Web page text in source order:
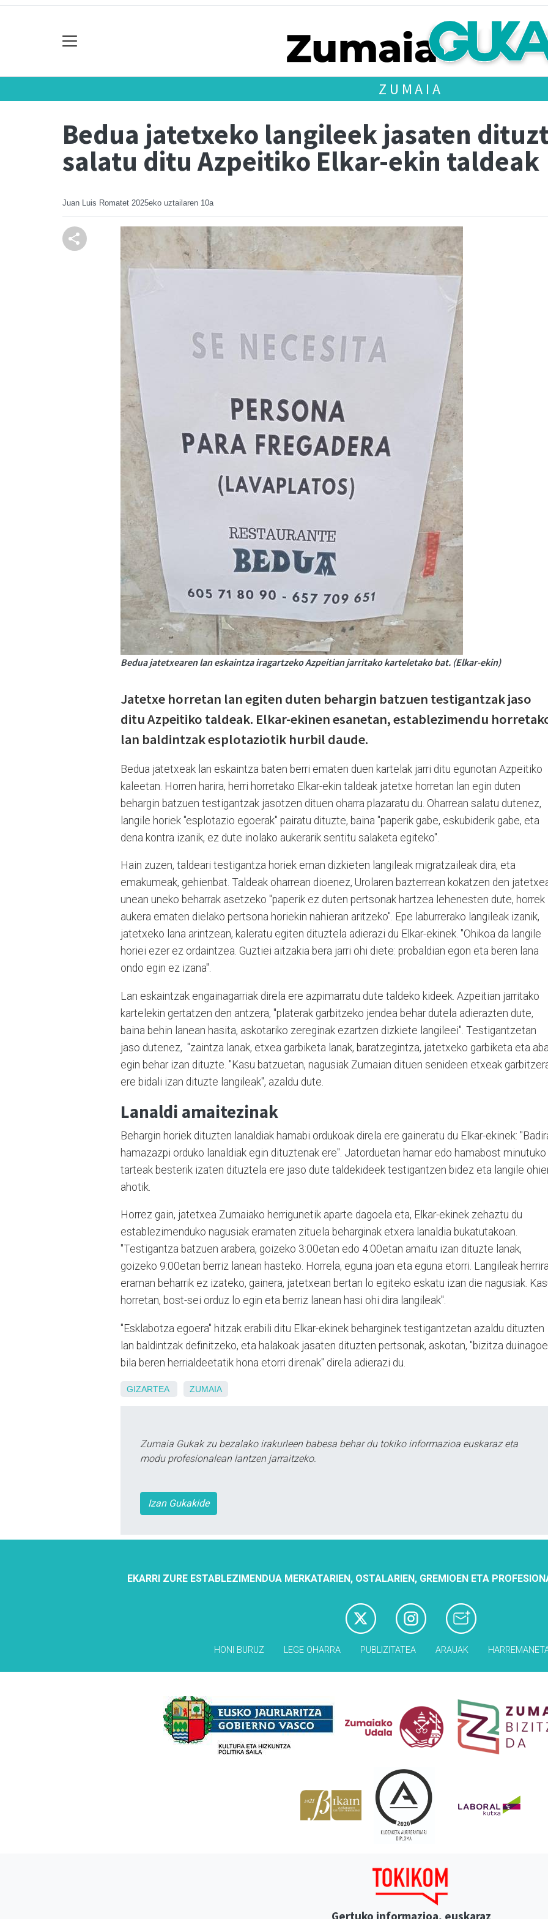
ZUMAIA
Bedua jatetxeko langileek jasaten
salatu ditu Azpeitiko Elkar-ekin taldeak
Juan Luis Romatet 2025eko uztailaren 10a
Bedua jatetxearen lan eskaintza iragartzeko Azpeitian jarritako karteletako bat. (Elkar-ekin)
Jatetxe horretan lan egiten duten behargin batzuen testigantzak jaso
ditu Azpeitiko taldeak. Elkar-ekinen esanetan, establezimendu
lan baldintzak esplotaziotik hurbil daude.
Bedua jatetxeak lan eskaintza baten berri ematen duen kartelak jarri ditu egunotan Azpeitiko
kaleetan. Horren harira, herri horretako Elkar-ekin taldeak jatetxe horretan lan egin duten
behargin batzuen testigantzak jasotzen dituen oharra plazaratu du. Oharrean salatu dutenez,
langile horiek "esplotazio egoerak" pairatu dituzte, baina "paperik gabe, eskubiderik gabe, eta
dena kontra izanik, ez dute inolako aukerarik sentitu salaketa egiteko".
Hain zuzen, taldeari testigantza horiek eman dizkieten langileak migratzaileak dira, eta
emakumeak, gehienbat. Taldeak oharrean dioenez, Urolaren bazterrean kokatzen den
unean uneko beharrak asetzeko "paperik ez duten pertsonak hartzea lehenesten dute, horrek
aukera ematen dielako pertsona horiekin nahieran aritzeko". Epe laburrerako langileak izanik,
jatetxeko lana arintzean, kaleratu egiten dituztela adierazi du Elkar-ekinek. "Ohikoa da langile
horiei ezer ez ordaintzea. Guztiei aitzakia bera jarri ohi diete: probaldian egon eta beren lana
ondo egin ez izana".
Lan eskaintzak engainagarriak direla ere azpimarratu dute taldeko kideek. Azpeitian jarritako
kartelekin gertatzen den antzera, "platerak garbitzeko jendea behar dutela adierazten dute,
baina behin lanean hasita, askotariko zereginak ezartzen dizkiete langileei". Testigantzetan
jaso dutenez, "zaintza lanak, etxea garbiketa lanak, baratzegintza, jatetxeko garbiketa eta
egin behar izan dituzte. "Kasu batzuetan, nagusiak Zumaian dituen senideen etxeak
ere bidali izan dituzte langileak", azaldu dute.
Lanaldi amaitezinak
Behargin horiek dituzten lanaldiak hamabi ordukoak direla ere gaineratu du Elkar-ekinek:
hamazazpi orduko lanaldiak egin dituztenak ere". Jatorduetan hamar edo hamabost minutuko
tarteak besterik izaten dituztela ere jaso dute taldekideek testigantzen bidez eta langile
ahotik.
Horrez gain, jatetxea Zumaiako herrigunetik aparte dagoela eta, Elkar-ekinek zehaztu du
establezimenduko nagusiak eramaten zituela beharginak etxera lanaldia bukatutakoan.
"Testigantza batzuen arabera, goizeko 3:00etan edo 4:00etan amaitu izan dituzte lanak,
goizeko 9:00etan berriz lanean hasteko. Horrela, eguna joan eta eguna etorri. Langileak herrira
eraman beharrik ez izateko, gainera, jatetxean bertan lo egiteko eskatu izan die nagusiak.
horretan, bost-sei orduz lo egin eta berriz lanean hasi ohi dira langileak".
"Esklabotza egoera" hitzak erabili ditu Elkar-ekinek beharginek testigantzetan azaldu dituzten
lan baldintzak definitzeko, eta halakoak jasaten dituzten pertsonak, askotan, "bizitza
bila beren herrialdeetatik hona etorri direnak" direla adierazi du.
GIZARTEA ZUMAIA
Zumaia Gukak zu bezalako irakurleen babesa behar du tokiko informazioa euskaraz eta
modu profesionalean lantzen jarraitzeko.
Izan Gukakide
EKARRI ZURE ESTABLEZIMENDUA MERKATARIEN, OSTALARIEN, GREMIOEN ETA
HONI BURUZ LEGE OHARRA PUBLIZITATEA ARAUAK
Gertuko informazioa, euskaraz